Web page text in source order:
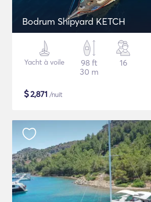
Bodrum Shipyard KETCH
Yacht à voile
98 ft
30 m
16
$2,871 /nuit